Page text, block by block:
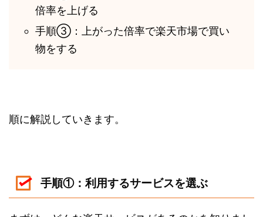
倍率を上げる
手順③：上がった倍率で楽天市場で買い
物をする
順に解説していきます。
手順①：利用するサービスを選ぶ